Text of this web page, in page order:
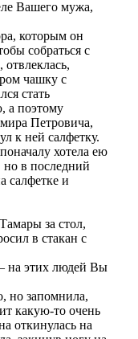
Вашего мужа,
которым он
собраться с
чашку с
стать
а поэтому
Петровича,
к ней салфетку.
хотела ею
но в последний
салфетке и
за стол,
в стакан с
на этих людей Вы
но запомнила,
какую-то очень
откинулась на